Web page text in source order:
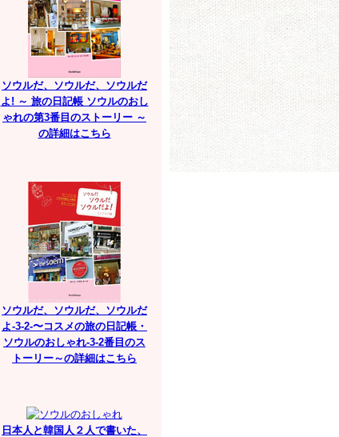
ソウルだ、ソウルだ、ソウルだ
よ! ～ 旅の日記帳 ソウルのおし
ゃれの第3番目のストーリー ～
の詳細はこちら
ソウルだ、ソウルだ、ソウルだ
よ-3-2-〜コスメの旅の日記帳・
ソウルのおしゃれ-3-2番目のス
トーリー～の詳細はこちら
日本人と韓国人２人で書いた、